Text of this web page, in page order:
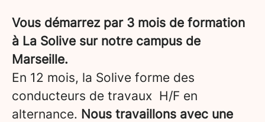
Vous démarrez par 3 mois de formation
à La Solive sur notre campus de
Marseille.
En 12 mois, la Solive forme des
conducteurs de travaux H/F en
alternance. Nous travaillons avec une